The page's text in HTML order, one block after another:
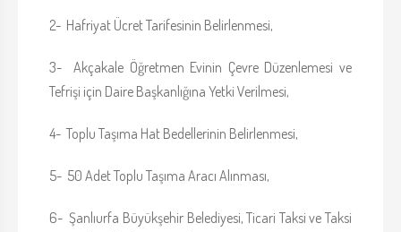
2- Hafriyat Ücret Tarifesinin Belirlenmesi,
3- Akçakale Öğretmen Evinin Çevre Düzenlemesi ve
Tefrişi için Daire Başkanlığına Yetki Verilmesi,
4- Toplu Taşıma Hat Bedellerinin Belirlenmesi,
5- 50 Adet Toplu Taşıma Aracı Alınması,
6- Şanlıurfa Büyükşehir Belediyesi, Ticari Taksi ve Taksi